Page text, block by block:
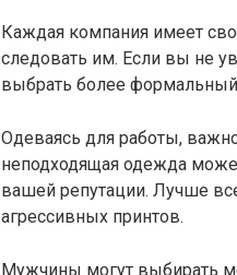
Каждая компания имеет
следовать им. Если вы не
выбрать более формальный
Одеваясь для работы,
неподходящая одежда
вашей репутации. Лучше
агрессивных принтов.
Мужчины могут выбирать